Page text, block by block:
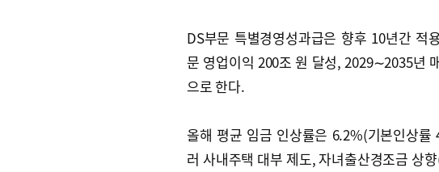
DS부문 특별경영성과급은 향후 10년간
문 영업이익 200조 원 달성, 2029∼2035년
으로 한다.
올해 평균 임금 인상률은 6.2%(기본인상
러 사내주택 대부 제도, 자녀출산경조금 상